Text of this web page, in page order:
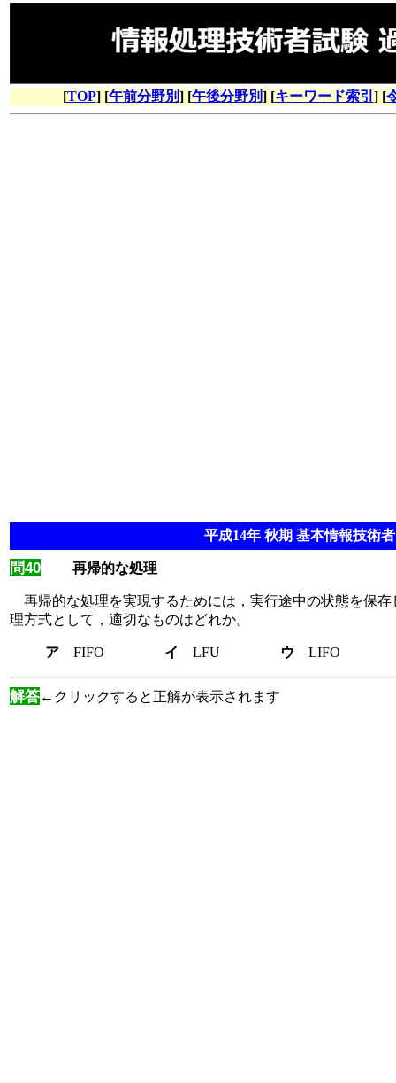
[TOP] [午前分野別] [午後分野別] [キーワード索引 ] [
平成14年 秋期 基本情報技術
問40 再帰的な処理
再帰的な処理を実現するためには，実行途中の状態を保
理方式として，適切なものはどれか。
ア FIFO イ LFU ウ
解答←クリックすると正解が表示されます